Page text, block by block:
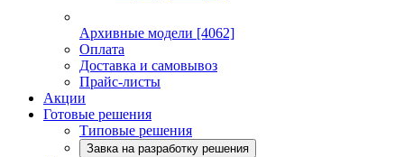
Архивные модели [4062]
Оплата
Доставка и самовывоз
Прайс-листы
Акции
Готовые решения
Типовые решения
Завка на разработку решения